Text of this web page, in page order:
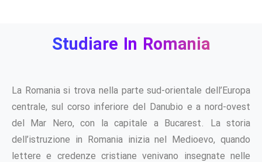
Studiare In Romania
La Romania si trova nella parte sud-orientale dell’Europa
centrale, sul corso inferiore del Danubio e a nord-ovest
del Mar Nero, con la capitale a Bucarest. La storia
dell’istruzione in Romania inizia nel Medioevo, quando
lettere e credenze cristiane venivano insegnate nelle